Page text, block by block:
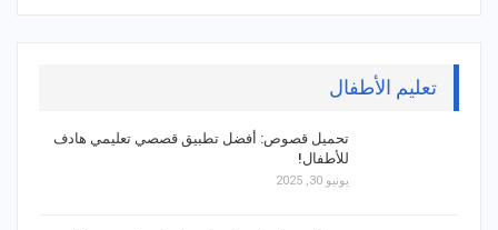
تعليم الأطفال
تحميل قصوص: أفضل تطبيق قصصي تعليمي هادف
للأطفال!
يونيو 30, 2025